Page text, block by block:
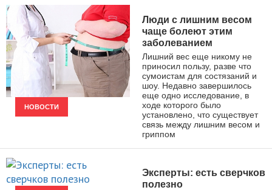
НОВОСТИ
Люди с лишним весом
чаще болеют этим
заболеванием
Лишний вес еще никому не
приносил пользу, разве что
сумоистам для состязаний и
шоу. Недавно завершилось
еще одно исследование, в
ходе которого было
установлено, что существует
связь между лишним весом и
гриппом
Эксперты: есть сверчков
полезно